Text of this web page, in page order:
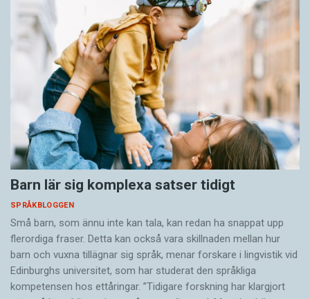
Barn lär sig komplexa satser tidigt
SPRÅKBLOGGEN
Små barn, som ännu inte kan tala, kan redan ha snappat upp
flerordiga fraser. Detta kan också vara skillnaden mellan hur
barn och vuxna tillägnar sig språk, menar forskare i lingvistik vid
Edinburghs universitet, som har studerat den språkliga
kompetensen hos ettåringar. ”Tidigare forskning har klargjort